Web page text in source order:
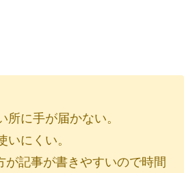
に手が届かない。
にくい。
記事が書きやすいので時間